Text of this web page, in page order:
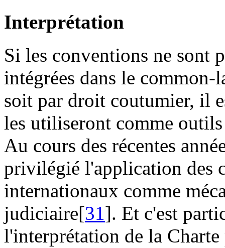
Interprétation
Si les conventions ne sont
intégrées dans le
soit par droit coutumier, il
les utiliseront comme
Au cours des récentes
privilégié l'application des
internationaux comme
judiciaire[31]. Et c'est
l'interprétation de la